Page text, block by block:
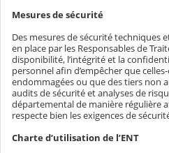
Mesures de sécurité
Des mesures de sécurité techniques
en place par les Responsables de
disponibilité, l’intégrité et la
personnel afin d’empêcher que
endommagées ou que des tiers non
audits de sécurité et analyses de
départemental de manière régulière
respecte bien les exigences de
Charte d’utilisation de l’ENT